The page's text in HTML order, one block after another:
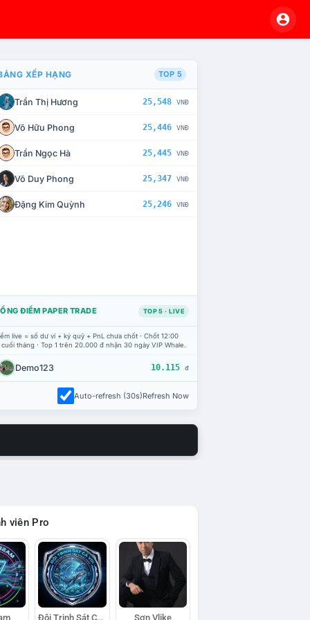
CHẾ TÀI XỬ LÝ VI PHẠM
XẾP HẠNG TOP 5
Trần Thị Hương 25,548 VNĐ
Võ Hữu Phong 25,446 VNĐ
Trần Ngọc Hà 25,445 VNĐ
Võ Duy Phong 25,347 VNĐ
Đặng Kim Quỳnh 25,246 VNĐ
ĐIỂM PAPER TRADE TOP 5 · LIVE
live = số dư ví + ký quỹ + PnL chưa chốt · Chốt 12:00
tháng · Top 1 trên 20.000 đ nhận 30 ngày VIP Whale.
Demo123 10.115 đ
Auto-refresh (30s)Refresh Now
viên Pro
Đội Trinh Sát Cá Voi Sơn Vlike